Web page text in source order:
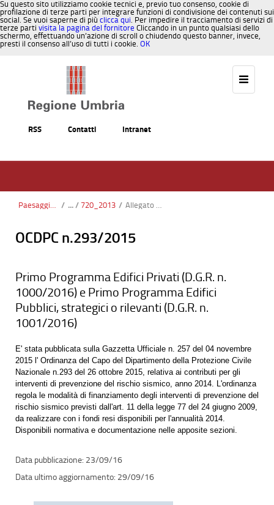
Su questo sito utilizziamo cookie tecnici e, previo tuo consenso, cookie di
profilazione di terze parti per integrare funzioni di condivisione dei contenuti sui
social. Se vuoi saperne di più clicca qui. Per impedire il tracciamento di servizi di
terze parti visita la pagina del fornitore Cliccando in un punto qualsiasi dello
schermo, effettuando un’azione di scroll o chiudendo questo banner, invece,
presti il consenso all’uso di tutti i cookie. OK
RSS Contatti Intranet
Paesaggio, Territorio, Urbanistica / 720_2013 / Allegato 4_DGR 720-14_Modulo nominativo RUP.docx
OCDPC n.293/2015
Primo Programma Edifici Privati (D.G.R. n.
1000/2016) e Primo Programma Edifici
Pubblici, strategici o rilevanti (D.G.R. n.
1001/2016)
E' stata pubblicata sulla Gazzetta Ufficiale n. 257 del 04 novembre
2015 l' Ordinanza del Capo del Dipartimento della Protezione Civile
Nazionale n.293 del 26 ottobre 2015, relativa ai contributi per gli
interventi di prevenzione del rischio sismico, anno 2014. L'ordinanza
regola le modalità di finanziamento degli interventi di prevenzione del
rischio sismico previsti dall'art. 11 della legge 77 del 24 giugno 2009,
da realizzare con i fondi resi disponibili per l'annualità 2014.
Disponibili normativa e documentazione nelle apposite sezioni.
23/09/16
29/09/16